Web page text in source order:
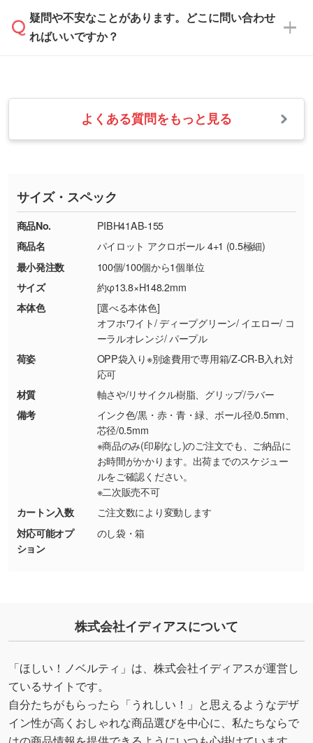
・フルカラーデータを1色に変換してほしい
・1色印刷でグラデーションや濃淡を表現した
い
す。→詳しく見る
・コーポレートカラーを使って印刷したい／印
刷色にこだわりがある
DIC・PANTONEなどのカラーチップの指定や、
現物支給による色指定も承っております。→
しく見る
・背景がある画像からキャラクター部分だけを
使いたいです
シンプルな背景のデータや、使いたいキャラク
ター部分の輪郭がはっきりしているデータは切
り抜き処理が可能です。→
詳しく見る
・持っているデータの背景が足りない／塗り足
しの作り方が分からない
印刷したいデータが印刷範囲よりも小さい場
合、シンプルな色・柄の背景であれば拡張が可
能です。→
詳しく見る
・デザインにQRコードを入れたい／QRコード
詳しく見る
本体色がナチュラルなど淡色の場合、印刷をく
っきりと目立たせたいときは濃い印刷色が、柔
らかい雰囲気にしたいときは淡い印刷色が映え
また、お選びいただいた印刷色が本体色に合わ
ない場合や仕上がりに影響しそうな場合は、ス
速やかに対応いたします。
お手数をお掛けいたしますが、至急担当スタッ
フまでご連絡ください。商品の状況を確認し、
・お届け時に商品が損傷・故障している場合
・ご注文と異なる商品が届いた場合
・印刷不良があった場合
※詳しくは「商品の良品基準について
ください。
【返品・交換ができない場合】
・お客様の元で商品を加工された場合、または
商品が破損した場合
・商品到着後7日以上経過している場合
・お客様のご都合による返品・交換依頼(商
品・色・数量などの注文間違い等)
疑問や不安なことがあります。どこに問い合わせ
ればいいですか？
業日以内に担当スタッフよりメールにてご連絡
いたします。
お急ぎの場合はお電話でのご質問も受け付けて
TEL：0422-29-9911 営業時間10:00～
18:00(土日祝日除く)
お問い合わせフォームはこちら
よくある質問をもっと見る
サイズ・スペック
商品No.
PIBH41AB-155
商品名
パイロット アクロボール 4+1 (0.5極細)
最小発注数
100個/100個から1個単位
サイズ
約φ13.8×H148.2mm
本体色
[選べる本体色]
オフホワイト/ ディープグリーン/ イエロー/ コ
ーラルオレンジ/ パープル
荷姿
OPP袋入り※別途費用で専用箱/Z-CR-B入れ対
応可
材質
軸さや/リサイクル樹脂、グリップ/ラバー
備考
インク色/黒・赤・青・緑、ボール径/0.5mm、
芯径/0.5mm
※商品のみ(印刷なし)のご注文でも、ご納品に
お時間がかかります。出荷までのスケジュー
ルをご確認ください。
※二次販売不可
カートン入数
ご注文数により変動します
対応可能オプ
ション
のし袋・箱
株式会社イディアスについて
「ほしい！ノベルティ」は、株式会社イディアスが運営し
ているサイトです。
自分たちがもらったら「うれしい！」と思えるようなデザ
イン性が高くおしゃれな商品選びを中心に、私たちならで